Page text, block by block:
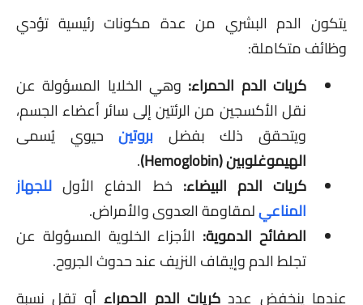
يتكون الدم البشري من عدة مكونات رئيسية تؤدي
وظائف متكاملة:
كريات الدم الحمراء: وهي الخلايا المسؤولة عن
نقل الأكسجين من الرئتين إلى سائر أعضاء الجسم،
ويتحقق ذلك بفضل بروتين حيوي يُسمى
الهيموغلوبين (Hemoglobin)
.
كريات الدم البيضاء: خط الدفاع الأول للجهاز
المناعيلمقاومة العدوى والأمراض.
الصفائح الدموية: الأجزاء الخلوية المسؤولة عن
تجلط الدم وإيقاف النزيف عند حدوث الجروح.
عندما ينخفض عددكريات الدم الحمراءأو تقل نسبة